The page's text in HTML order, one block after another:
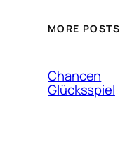
MORE POSTS
Chancen
Glücksspiel